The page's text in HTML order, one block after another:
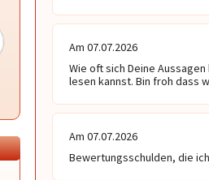
Am 07.07.2026
Wie oft sich Deine
lesen kannst. Bin froh dass
Am 07.07.2026
Bewertungsschulden, die